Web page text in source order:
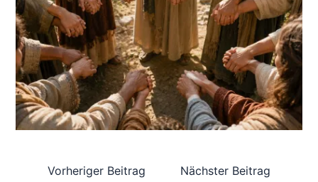
Vorheriger Beitrag Nächster Beitrag